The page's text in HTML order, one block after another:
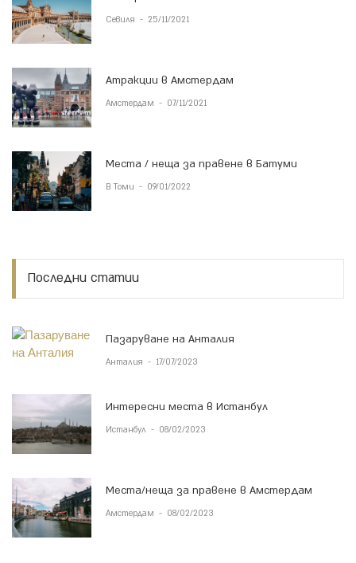
Севиля - 25/11/2021
Атракции в Амстердам
Амстердам - 07/11/2021
Места / неща за правене в Батуми
В Томи - 09/01/2022
Последни статии
Пазаруване на Анталия
Анталия - 17/07/2023
Интересни места в Истанбул
Истанбул - 08/02/2023
Места/неща за правене в Амстердам
Амстердам - 08/02/2023